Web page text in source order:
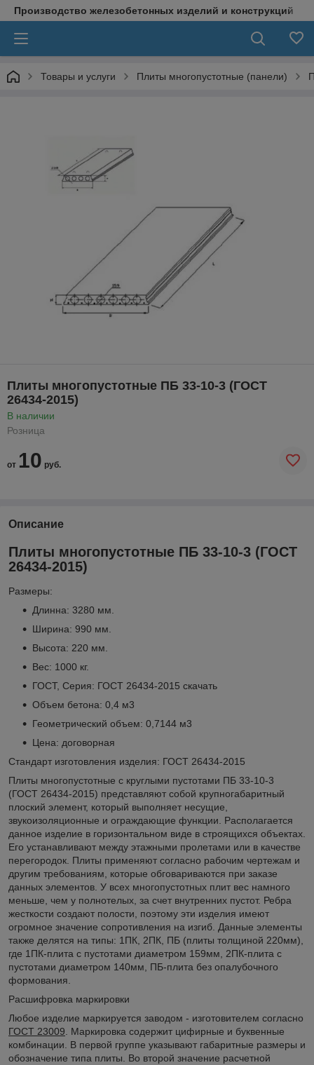
Производство железобетонных изделий и конструкций
Товары и услуги Плиты многопустотные (панели)
Плиты многопустотные ПБ 33-10-3 (ГОСТ
26434-2015)
В наличии
Розница
от 10 руб.
Описание
Плиты многопустотные ПБ 33-10-3 (ГОСТ
26434-2015)
Размеры:
Длинна: 3280 мм.
Ширина: 990 мм.
Высота: 220 мм.
Вес: 1000 кг.
ГОСТ, Серия: ГОСТ 26434-2015 скачать
Объем бетона: 0,4 м3
Геометрический объем: 0,7144 м3
Цена: договорная
Стандарт изготовления изделия: ГОСТ 26434-2015
Плиты многопустотные с круглыми пустотами ПБ 33-10-3
(ГОСТ 26434-2015) представляют собой крупногабаритный
плоский элемент, который выполняет несущие,
звукоизоляционные и ограждающие функции. Располагается
данное изделие в горизонтальном виде в строящихся объектах.
Его устанавливают между этажными пролетами или в качестве
перегородок. Плиты применяют согласно рабочим чертежам и
другим требованиям, которые обговариваются при заказе
данных элементов. У всех многопустотных плит вес намного
меньше, чем у полнотелых, за счет внутренних пустот. Ребра
жесткости создают полости, поэтому эти изделия имеют
огромное значение сопротивления на изгиб. Данные элементы
также делятся на типы: 1ПК, 2ПК, ПБ (плиты толщиной 220мм),
где 1ПК-плита с пустотами диаметром 159мм, 2ПК-плита с
пустотами диаметром 140мм, ПБ-плита без опалубочного
формования.
Расшифровка маркировки
Любое изделие маркируется заводом - изготовителем согласно
ГОСТ 23009. Маркировка содержит цифирные и буквенные
комбинации. В первой группе указывают габаритные размеры и
обозначение типа плиты. Во второй значение расчетной